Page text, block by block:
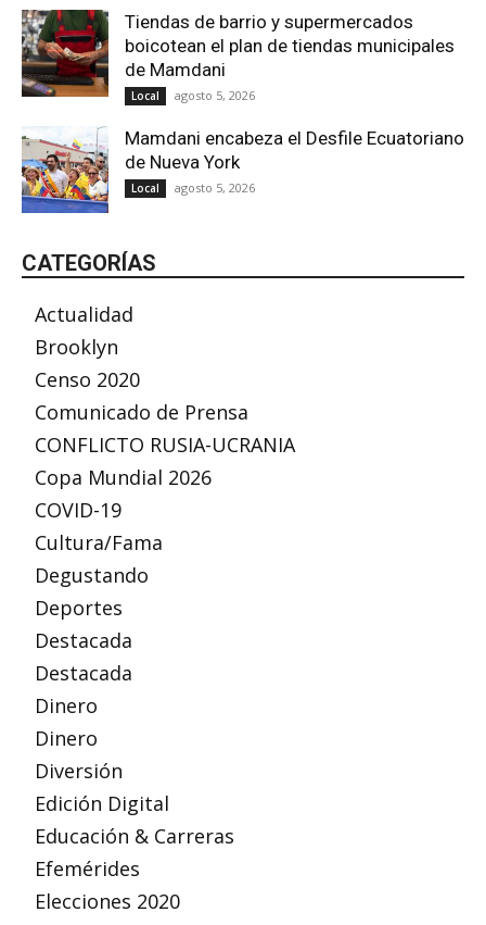
Tiendas de barrio y supermercados
boicotean el plan de tiendas municipales
de Mamdani
Local agosto 5, 2026
Mamdani encabeza el Desfile Ecuatoriano
de Nueva York
Local agosto 5, 2026
CATEGORÍAS
Actualidad
Brooklyn
Censo 2020
Comunicado de Prensa
CONFLICTO RUSIA-UCRANIA
Copa Mundial 2026
COVID-19
Cultura/Fama
Degustando
Deportes
Destacada
Destacada
Dinero
Dinero
Diversión
Edición Digital
Educación & Carreras
Efemérides
Elecciones 2020